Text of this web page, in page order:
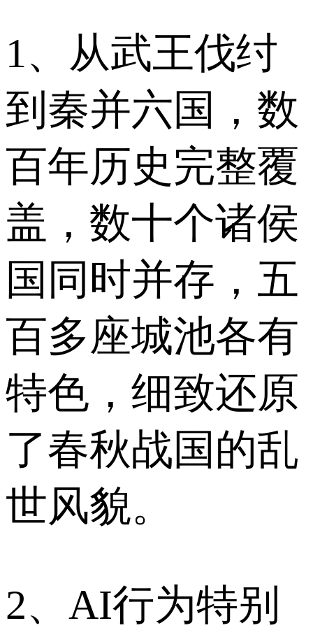
1、从武王伐纣
到秦并六国，数
百年历史完整覆
盖，数十个诸侯
国同时并存，五
百多座城池各有
特色，细致还原
了春秋战国的乱
世风貌。
2、AI行为特别